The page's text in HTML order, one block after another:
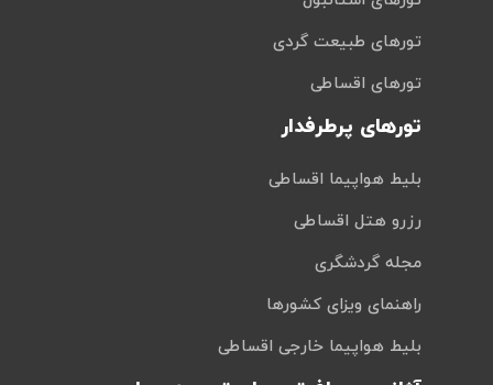
تورهای طبیعت گردی
تورهای اقساطی
تورهای پرطرفدار
بلیط هواپیما اقساطی
رزرو هتل اقساطی
مجله گردشگری
راهنمای ویزای کشورها
بلیط هواپیما خارجی اقساطی